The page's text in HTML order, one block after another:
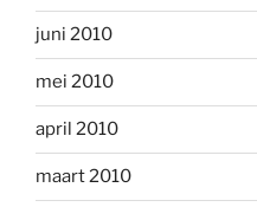
juni 2010
mei 2010
april 2010
maart 2010